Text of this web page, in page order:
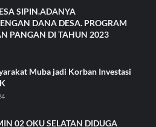
SIPIN.ADANYA
DANA DESA. PROGRAM
PANGAN DI TAHUN 2023
Muba jadi Korban Investasi
02 OKU SELATAN DIDUGA